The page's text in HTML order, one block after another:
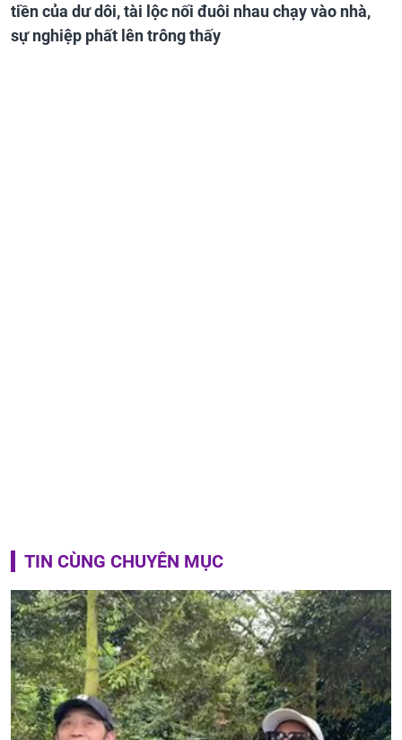
tiền của dư dôi, tài lộc nối đuôi nhau chạy vào nhà,
sự nghiệp phất lên trông thấy
TIN CÙNG CHUYÊN MỤC